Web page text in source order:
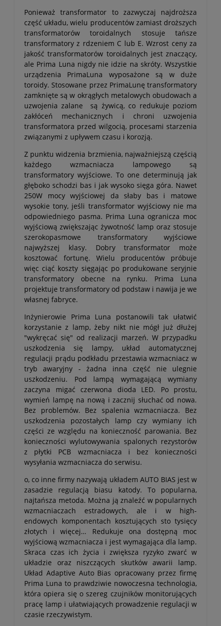
Ponieważ transformator to zazwyczaj najdroższa
część układu, wielu producentów zamiast droższych
transformatorów toroidalnych stosuje tańsze
transformatory z rdzeniem C lub E. Wzrost ceny za
jakość transformatorów toroidalnych jest znaczący,
ale Prima Luna nigdy nie idzie na skróty. Wszystkie
urządzenia PrimaLuna wyposażone są w duże
toroidy. Stosowane przez PrimaLunę transformatory
zamknięte są w okrągłych metalowych obudowach a
uzwojenia zalane są żywicą, co redukuje poziom
zakłóceń mechanicznych i chroni uzwojenia
transformatora przed wilgocią, procesami starzenia
związanymi z upływem czasu i korozją.
Z punktu widzenia brzmienia, najważniejszą częścią
każdego wzmacniacza lampowego są
transformatory wyjściowe. To one determinują jak
głęboko schodzi bas i jak wysoko sięga góra. Nawet
250W mocy wyjściowej da słaby bas i matowe
wysokie tony, jeśli transformator wyjściowy nie ma
odpowiedniego pasma. Prima Luna ogranicza moc
wyjściową zwiększając żywotność lamp oraz stosuje
szerokopasmowe transformatory wyjściowe
najwyższej klasy. Dobry transformator może
kosztować fortunę. Wielu producentów próbuje
więc ciąć koszty sięgając po produkowane seryjnie
transformatory obecne na rynku. Prima Luna
projektuje transformatory od podstaw i nawija je we
własnej fabryce.
Inżynierowie Prima Luna postanowili tak ułatwić
korzystanie z lamp, żeby nikt nie mógł już dłużej
"wykręcać się" od realizacji marzeń. W przypadku
uszkodzenia się lampy, układ automatycznej
regulacji prądu podkładu przestawia wzmacniacz w
tryb awaryjny - żadna inna część nie ulegnie
uszkodzeniu. Pod lampą wymagającą wymiany
zaczyna migać czerwona dioda LED. Po prostu,
wymień lampę na nową i zacznij słuchać od nowa.
Bez problemów. Bez spalenia wzmacniacza. Bez
uszkodzenia pozostałych lamp czy wymiany ich
części ze względu na konieczność parowania. Bez
konieczności wylutowywania spalonych rezystorów
z płytki PCB wzmacniacza i bez konieczności
wysyłania wzmacniacza do serwisu.
o, co inne firmy nazywają układem AUTO BIAS jest w
zasadzie regulacją biasu katody. To popularna,
najtańsza metoda. Można ją znaleźć w popularnych
wzmacniaczach estradowych, ale i w high-
endowych komponentach kosztujących sto tysięcy
złotych i więcej… Redukuje ona dostępną moc
wyjściową wzmacniacza i jest wymagająca dla lamp.
Skraca czas ich życia i zwiększa ryzyko zwarć w
układzie oraz niszczących skutków awarii lamp.
Układ Adaptive Auto Bias opracowany przez firmę
Prima Luna to prawdziwie nowoczesna technologia,
która opiera się o szereg czujników monitorujących
pracę lamp i ułatwiających prowadzenie regulacji w
czasie rzeczywistym.